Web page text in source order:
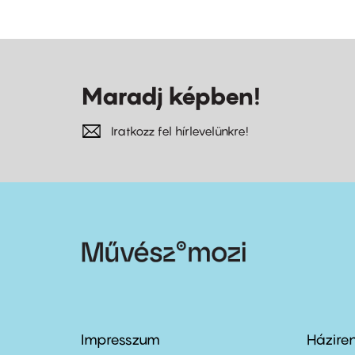
Maradj képben!
Iratkozz fel hírlevelünkre!
Impresszum